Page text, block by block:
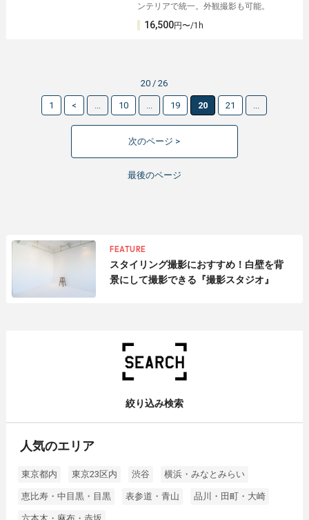
ンテリアで統一。外観撮影も可能。
16,500円〜/1h
20 / 26
1 < ... 10 ... 19 20 21 ...
次のページ >
最後のページ
FEATURE
スタイリング撮影におすすめ！白壁を背
景にして撮影できる『撮影スタジオ』
絞り込み検索
人気のエリア
東京都内 東京23区内 渋谷 横浜・みなとみらい
恵比寿・中目黒・目黒 表参道・青山 品川・田町・大崎